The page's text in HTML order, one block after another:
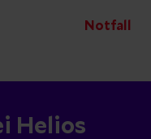
Notfall
Helios